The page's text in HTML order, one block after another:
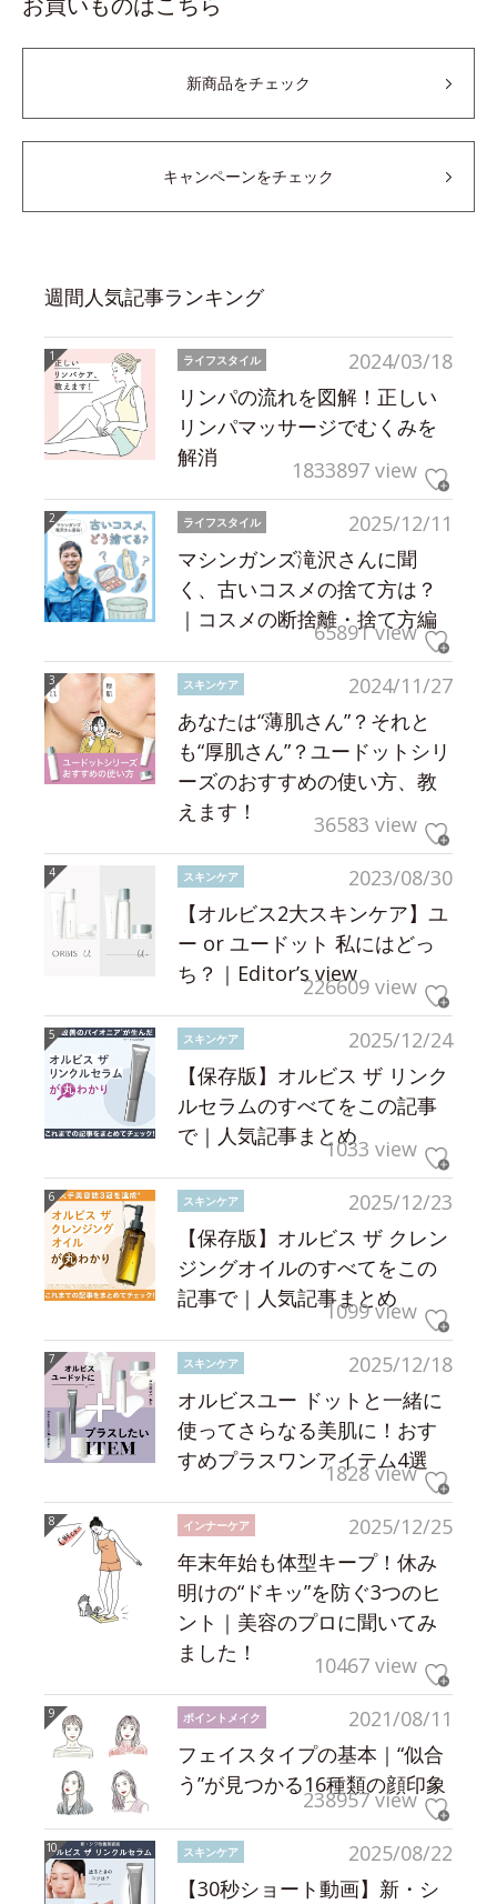
新商品をチェック
キャンペーンをチェック
週間人気記事ランキング
2024/03/18
ライフスタイル
リンパの流れを図解！正しい
リンパマッサージでむくみを
解消
1833897 view
2025/12/11
ライフスタイル
マシンガンズ滝沢さんに聞
く、古いコスメの捨て方は？
｜コスメの断捨離・捨て方編
65891 view
2024/11/27
スキンケア
あなたは“薄肌さん”？それと
も“厚肌さん”？ユードットシリ
ーズのおすすめの使い方、教
えます！
36583 view
2023/08/30
スキンケア
【オルビス2大スキンケア】ユ
ー or ユードット 私にはどっ
ち？｜Editor’s view226609 view
2025/12/24
スキンケア
【保存版】オルビス ザ リンク
ルセラムのすべてをこの記事
で｜人気記事まとめ1033 view
2025/12/23
スキンケア
【保存版】オルビス ザ クレン
ジングオイルのすべてをこの
記事で｜人気記事まとめ
1099 view
2025/12/18
スキンケア
オルビスユー ドットと一緒に
使ってさらなる美肌に！おす
すめプラスワンアイテム4選
1828 view
2025/12/25
インナーケア
年末年始も体型キープ！休み
明けの“ドキッ”を防ぐ3つのヒ
ント｜美容のプロに聞いてみ
ました！
10467 view
2021/08/11
ポイントメイク
フェイスタイプの基本｜“似合
う”が見つかる16種類の顔印象
238957 view
2025/08/22
スキンケア
【30秒ショート動画】新・シ